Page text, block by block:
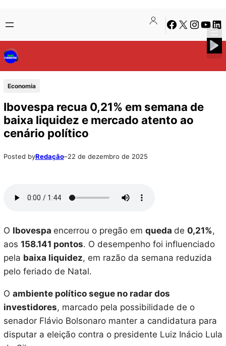
para
o
conteúdo
to
content
Facebook
X Instagram
Economia
Ibovespa recua 0,21% em semana de
baixa liquidez e mercado atento ao
cenário político
Posted byRedação–22 de dezembro de 2025
O Ibovespa encerrou o pregão em queda de 0,21%,
aos 158.141 pontos. O desempenho foi influenciado
pela baixa liquidez, em razão da semana reduzida
pelo feriado de Natal.
O ambiente político segue no radar dos
investidores, marcado pela possibilidade de o
senador Flávio Bolsonaro manter a candidatura para
disputar a eleição contra o presidente Luiz Inácio Lula